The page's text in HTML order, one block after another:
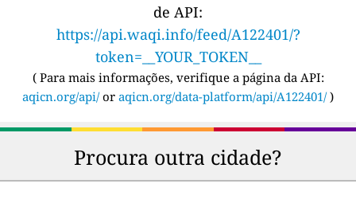
de API:
https://api.waqi.info/feed/A122401/?
token=__YOUR_TOKEN__
( Para mais informações, verifique a página da API:
aqicn.org/api/or aqicn.org/data-platform/api/A122401/)
Procura outra cidade?